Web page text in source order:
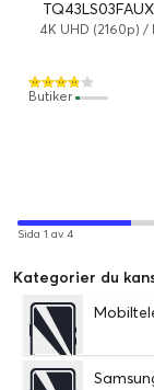
QLED / 60 Hz /
4K UHD (2160p)
Butiker
Sida 1 av 4
Kategorier du